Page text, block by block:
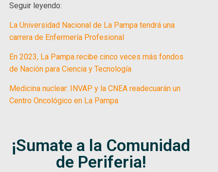
Seguir leyendo:
La Universidad Nacional de La Pampa tendrá una
carrera de Enfermería Profesional
En 2023, La Pampa recibe cinco veces más fondos
de Nación para Ciencia y Tecnología
Medicina nuclear: INVAP y la CNEA readecuarán un
Centro Oncológico en La Pampa
¡Sumate a la Comunidad
de Periferia!